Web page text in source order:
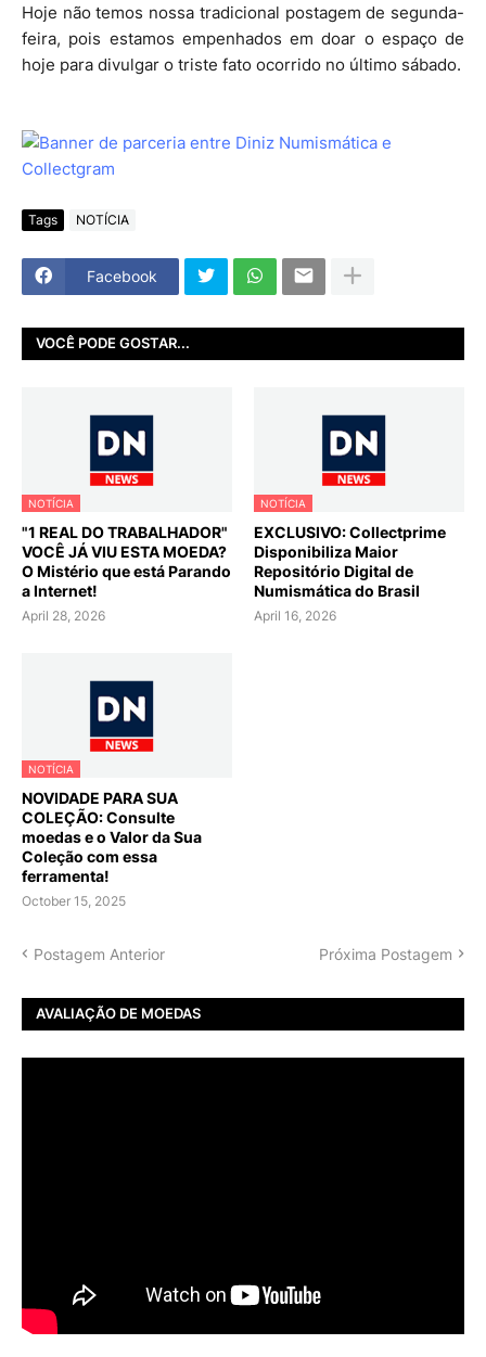
Hoje não temos nossa tradicional postagem de segunda-
feira, pois estamos empenhados em doar o espaço de
hoje para divulgar o triste fato ocorrido no último sábado.
Tags NOTÍCIA
Facebook
VOCÊ PODE GOSTAR...
NOTÍCIA
"1 REAL DO TRABALHADOR"
VOCÊ JÁ VIU ESTA MOEDA?
O Mistério que está Parando
a Internet!
April 28, 2026
NOTÍCIA
EXCLUSIVO: Collectprime
Disponibiliza Maior
Repositório Digital de
Numismática do Brasil
April 16, 2026
NOTÍCIA
NOVIDADE PARA SUA
COLEÇÃO: Consulte
moedas e o Valor da Sua
Coleção com essa
ferramenta!
October 15, 2025
Postagem Anterior Próxima Postagem
AVALIAÇÃO DE MOEDAS